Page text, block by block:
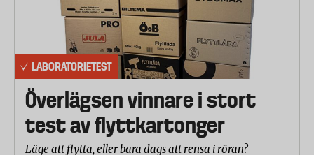
LABORATORIETEST
Överlägsen vinnare i stort
test av flyttkartonger
Läge att flytta, eller bara dags att rensa i röran?